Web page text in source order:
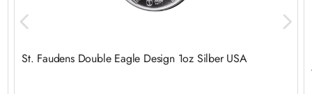
St. Faudens Double Eagle Design 1oz Silber USA